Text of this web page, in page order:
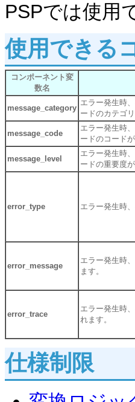
PSPでは使用
使用できる
コンポーネント変
数名
message_category
エラー発生時
ードのカテゴ
message_code
エラー発生時
ードのコード
message_level
エラー発生時
ードの重要度
error_type エラー発生時
error_message
エラー発生時
ます。
error_trace
エラー発生時
れます。
仕様制限